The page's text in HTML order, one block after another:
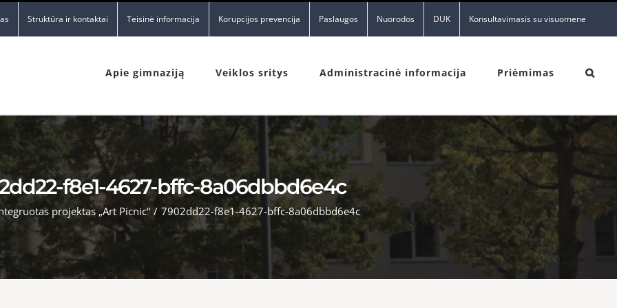
Struktūra ir kontaktai Teisinė informacija Korupcijos prevencija Paslaugos Nuorodos DUK Konsultavimasis su visuomene
Apie gimnaziją Veiklos sritys Administracinė informacija Priėmimas
f8e1-4627-bffc-8a06dbbd6e4c
projektas „Art Picnic“ / 7902dd22-f8e1-4627-bffc-8a06dbbd6e4c